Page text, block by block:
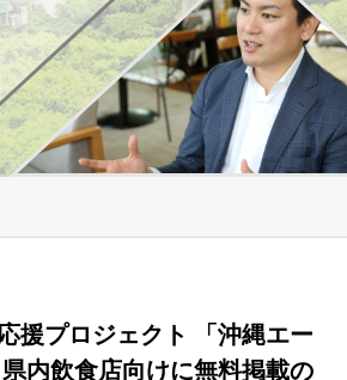
援プロジェクト 「沖縄エー
内飲食店向けに無料掲載の